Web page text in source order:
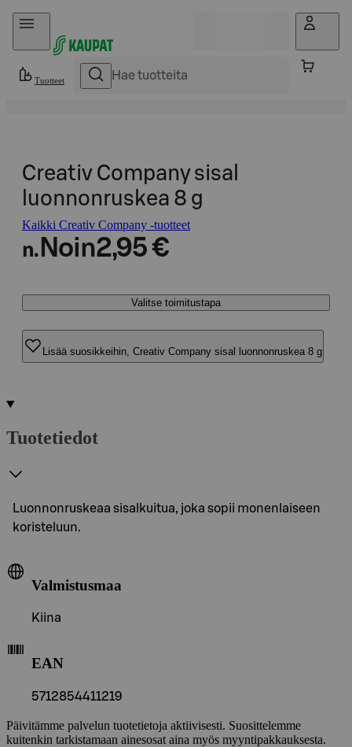
Hyppää sisältöön
Tuotteet
Creativ Company sisal
luonnonruskea 8 g
Kaikki Creativ Company -tuotteet
n. Noin2,95 €
Valitse toimitustapa
Lisää suosikkeihin, Creativ Company sisal luonnonruskea 8 g
Tuotetiedot
Luonnonruskeaa sisalkuitua, joka sopii monenlaiseen
koristeluun.
Valmistusmaa
Kiina
EAN
5712854411219
Päivitämme palvelun tuotetietoja aktiivisesti. Suosittelemme
kuitenkin tarkistamaan ainesosat aina myös myyntipakkauksesta.